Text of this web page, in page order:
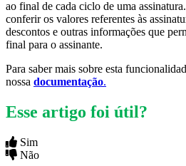
ao final de cada ciclo de uma
conferir os valores referentes às
descontos e outras informações que
final para o assinante.
Para saber mais sobre esta
nossa documentação.
Esse artigo foi útil?
Sim
Não